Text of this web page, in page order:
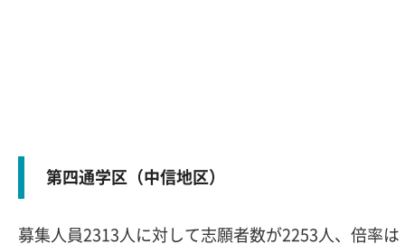
第四通学区（中信地区）
募集人員2313人に対して志願者数が2253人、倍率は